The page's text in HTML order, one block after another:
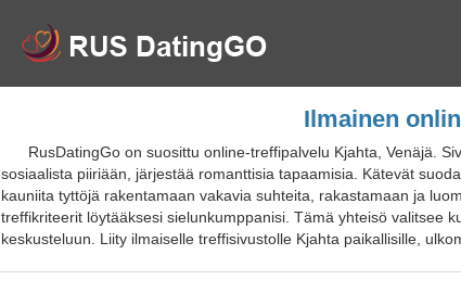
Ilmainen
RusDatingGo on suosittu online-treffipalvelu Kjahta, Venäjä.
sosiaalista piiriään, järjestää romanttisia tapaamisia. Kätevät
kauniita tyttöjä rakentamaan vakavia suhteita, rakastamaan ja
treffikriteerit löytääksesi sielunkumppanisi. Tämä yhteisö valitsee
keskusteluun. Liity ilmaiselle treffisivustolle Kjahta paikallisille,